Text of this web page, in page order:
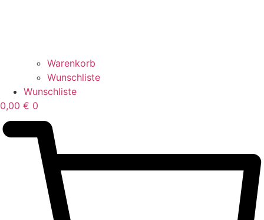
Warenkorb
Wunschliste
Wunschliste
0,00 € 0